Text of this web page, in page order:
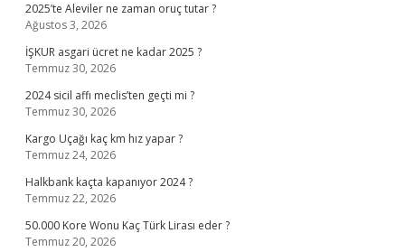
2025’te Aleviler ne zaman oruç tutar ?
Ağustos 3, 2026
İŞKUR asgari ücret ne kadar 2025 ?
Temmuz 30, 2026
2024 sicil affı meclis’ten geçti mi ?
Temmuz 30, 2026
Kargo Uçağı kaç km hız yapar ?
Temmuz 24, 2026
Halkbank kaçta kapanıyor 2024 ?
Temmuz 22, 2026
50.000 Kore Wonu Kaç Türk Lirası eder ?
Temmuz 20, 2026